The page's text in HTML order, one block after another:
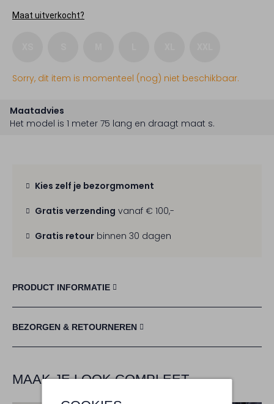
Maat uitverkocht?
Sorry, dit item is momenteel (nog) niet beschikbaar.
Maatadvies
Het model is 1 meter 75 lang en draagt maat s.
Kies zelf je bezorgmoment
Gratis verzending vanaf € 100,-
Gratis retour binnen 30 dagen
PRODUCT INFORMATIE
BEZORGEN & RETOURNEREN
MAAK JE LOOK COMPLEET